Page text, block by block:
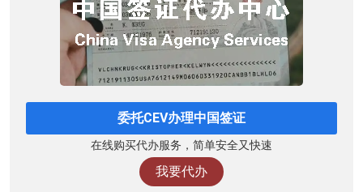
委托CEV办理中国签证
在线购买代办服务，简单安全又快速
我要代办